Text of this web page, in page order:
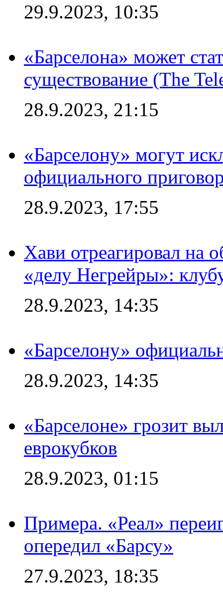
29.9.2023, 10:35
«Барселона» может
существование (The
28.9.2023, 21:15
«Барселону» могут
официального
28.9.2023, 17:55
Хави отреагировал на
«делу Негрейры»:
28.9.2023, 14:35
«Барселону»
28.9.2023, 14:35
«Барселоне» грозит
еврокубков
28.9.2023, 01:15
Примера. «Реал»
опередил «Барсу»
27.9.2023, 18:35